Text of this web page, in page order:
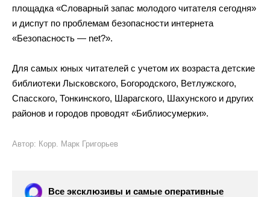
площадка «Словарный запас молодого читателя сегодня»
и диспут по проблемам безопасности интернета
«Безопасность — net?».
Для самых юных читателей с учетом их возраста детские
библиотеки Лысковского, Богородского, Ветлужского,
Спасского, Тонкинского, Шарагского, Шахунского и других
районов и городов проводят «Библиосумерки».
Автор: Корр. Марк Григорьев
Все эксклюзивы и самые оперативные